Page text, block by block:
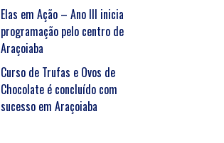
Elas em Ação – Ano III inicia
programação pelo centro de
Araçoiaba
Curso de Trufas e Ovos de
Chocolate é concluído com
sucesso em Araçoiaba